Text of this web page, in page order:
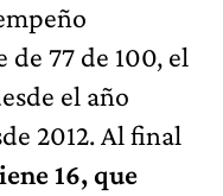
77 de 100, el
el año
2012. Al final
16, que